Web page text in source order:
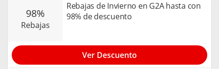
98%
rebajas
Rebajas de Invierno en G2A hasta con
98% de descuento
Ver Descuento